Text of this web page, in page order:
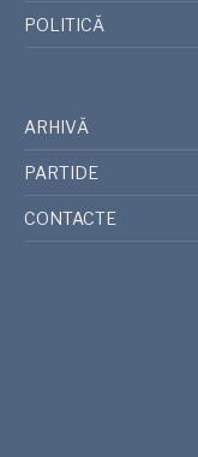
POLITICĂ
ARHIVĂ
PARTIDE
CONTACTE